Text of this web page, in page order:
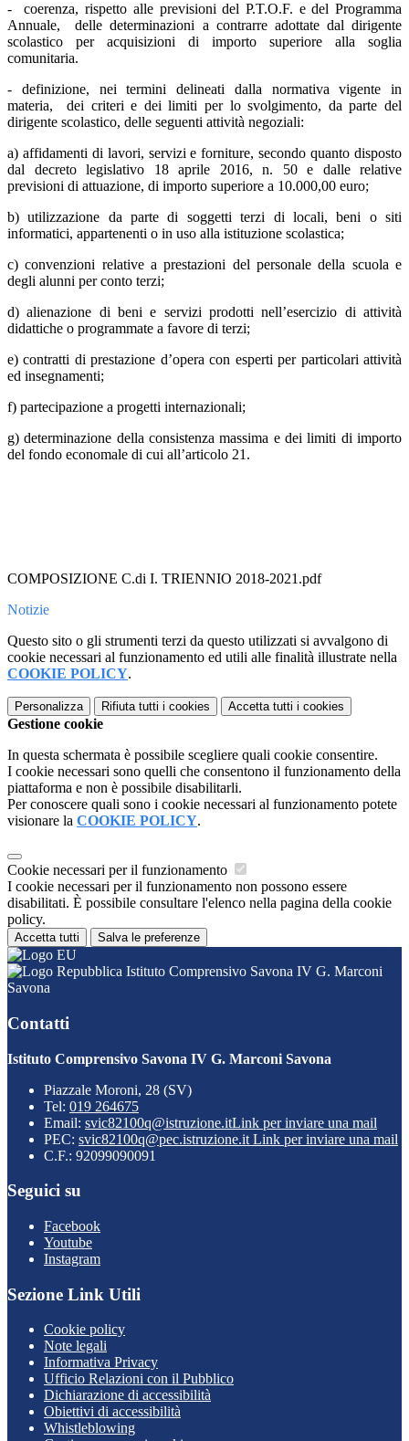
- coerenza, rispetto alle previsioni del P.T.O.F. e del Programma
Annuale, delle determinazioni a contrarre adottate dal dirigente
scolastico per acquisizioni di importo superiore alla soglia
comunitaria.
- definizione, nei termini delineati dalla normativa vigente in
materia, dei criteri e dei limiti per lo svolgimento, da parte del
dirigente scolastico, delle seguenti attività negoziali:
a) affidamenti di lavori, servizi e forniture, secondo quanto disposto
dal decreto legislativo 18 aprile 2016, n. 50 e dalle relative
previsioni di attuazione, di importo superiore a 10.000,00 euro;
b) utilizzazione da parte di soggetti terzi di locali, beni o siti
informatici, appartenenti o in uso alla istituzione scolastica;
c) convenzioni relative a prestazioni del personale della scuola e
degli alunni per conto terzi;
d) alienazione di beni e servizi prodotti nell’esercizio di attività
didattiche o programmate a favore di terzi;
e) contratti di prestazione d’opera con esperti per particolari attività
ed insegnamenti;
f) partecipazione a progetti internazionali;
g) determinazione della consistenza massima e dei limiti di importo
del fondo economale di cui all’articolo 21.
COMPOSIZIONE C.di I. TRIENNIO 2018-2021.pdf
Notizie
Questo sito o gli strumenti terzi da questo utilizzati si avvalgono di
cookie necessari al funzionamento ed utili alle finalità illustrate nella
COOKIE POLICY.
Personalizza Rifiuta tutti i cookies Accetta tutti i cookies
Gestione cookie
In questa schermata è possibile scegliere quali cookie consentire.
I cookie necessari sono quelli che consentono il funzionamento della
piattaforma e non è possibile disabilitarli.
Per conoscere quali sono i cookie necessari al funzionamento potete
visionare la COOKIE POLICY.
Cookie necessari per il funzionamento
I cookie necessari per il funzionamento non possono essere
disabilitati. È possibile consultare l'elenco nella pagina della cookie
policy.
Accetta tutti Salva le preferenze
Istituto Comprensivo Savona IV G. Marconi
Savona
Contatti
Istituto Comprensivo Savona IV G. Marconi Savona
Piazzale Moroni, 28 (SV)
Tel: 019 264675
Email: svic82100q@istruzione.itLink per inviare una mail
PEC: svic82100q@pec.istruzione.it Link per inviare una mail
C.F.: 92099090091
Seguici su
Facebook
Youtube
Instagram
Sezione Link Utili
Cookie policy
Note legali
Informativa Privacy
Ufficio Relazioni con il Pubblico
Dichiarazione di accessibilità
Obiettivi di accessibilità
Whistleblowing